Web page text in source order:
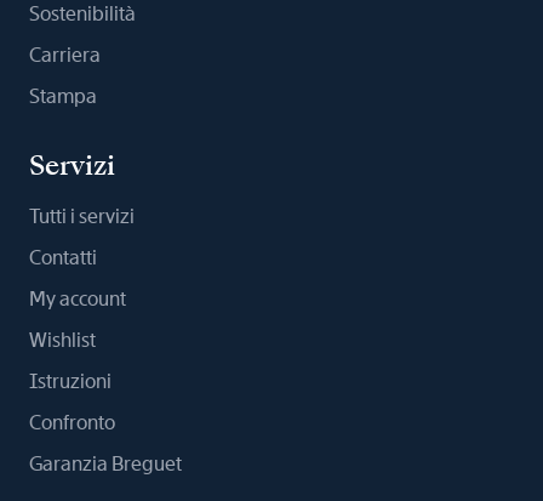
Sostenibilità
Carriera
Stampa
Servizi
Tutti i servizi
Contatti
My account
Wishlist
Istruzioni
Confronto
Garanzia Breguet